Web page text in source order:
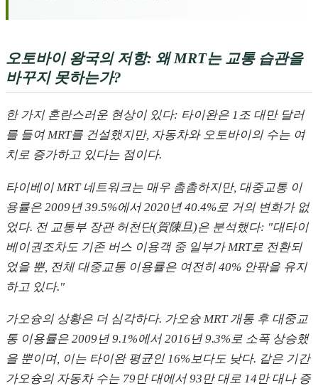
오토바이 왕국의 저항: 왜 MRT는 교통 습관을
바꾸지 못하는가?
한 가지 혼란스러운 현상이 있다: 타이완은 1조 대만 달러
를 들여 MRT를 건설했지만, 자동차와 오토바이의 수는 여
치로 증가하고 있다는 점이다.
타이베이 MRT 네트워크는 매우 촘촘하지만, 대중교통 이
용률은 2009년 39.5%에서 2020년 40.4%로 거의 변화가 없
었다. 전 교통부 장관 허천단(賀陳旦)은 분석했다: "대타이
베이권조차도 기존 버스 이용객 중 일부가 MRT로 전환되
었을 뿐, 전체 대중교통 이용률은 여전히 40% 안팎을 유지
하고 있다."
가오슝의 상황은 더 심각하다. 가오슝 MRT 개통 후 대중교
통 이용률은 2009년 9.1%에서 2016년 9.3%로 소폭 상승했
을 뿐이며, 이는 타이완 평균인 16%보다도 낮다. 같은 기간
가오슝의 자동차 수는 79만 대에서 93만 대로 14만 대나 증